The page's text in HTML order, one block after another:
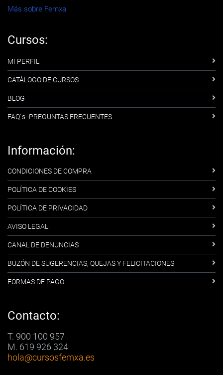
Más sobre Femxa
Cursos:
MI PERFIL
CATÁLOGO DE CURSOS
BLOG
FAQ´s -PREGUNTAS FRECUENTES
Información:
CONDICIONES DE COMPRA
POLÍTICA DE COOKIES
POLÍTICA DE PRIVACIDAD
AVISO LEGAL
CANAL DE DENUNCIAS
BUZÓN DE SUGERENCIAS, QUEJAS Y FELICITACIONES
FORMAS DE PAGO
Contacto:
T. 900 100 957
M. 619 926 324
hola@cursosfemxa.es